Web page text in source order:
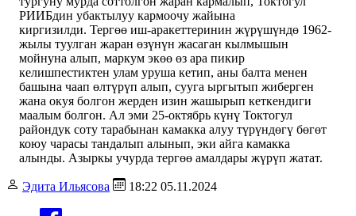
РИИБдин убактылуу кармоочу жайына
киргизилди. Тергөө иш-аракеттеринин жүрүшүндө 1962-
жылы туулган жаран өзүнүн жасаган кылмышын
мойнуна алып, маркум экөө өз ара пикир
келишпестиктен улам уруша кетип, аны балта менен
башына чаап өлтүрүп алып, сууга ыргытып жиберген
жана окуя болгон жерден изин жашырып кеткендиги
маалым болгон. Ал эми 25-октябрь күнү Токтогул
райондук соту тарабынан камакка алуу түрүндөгү бөгөт
коюу чарасы тандалып алынып, эки айга камакка
алынды. Азыркы учурда тергөө амалдары жүрүп жатат.
Эдита Ильясова 18:22 05.11.2024